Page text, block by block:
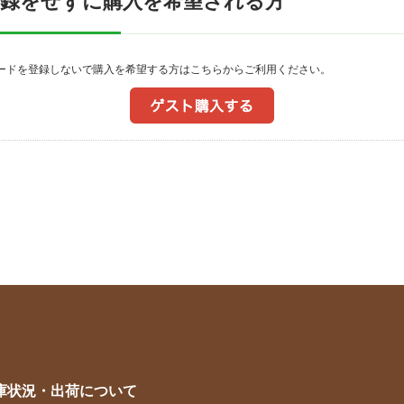
ドを登録しないで購入を希望する方はこちらからご利用ください。
状況・出荷について